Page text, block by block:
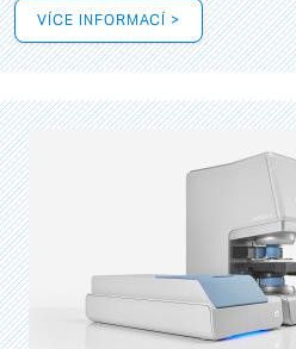
VÍCE INFORMACÍ >